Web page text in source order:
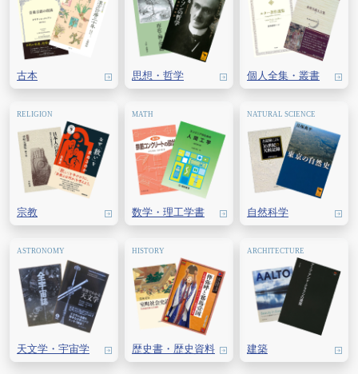
古本 思想・ 哲学 個人全集・ 叢書
宗教 数学・ 理工学書 自然科学
天文学・ 宇宙学 歴史書・ 歴史資料 建築